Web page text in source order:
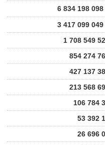
6 834 198
3 417 099
1 708 549
854 274
427 137
213 568
106 784
53 392
26 696